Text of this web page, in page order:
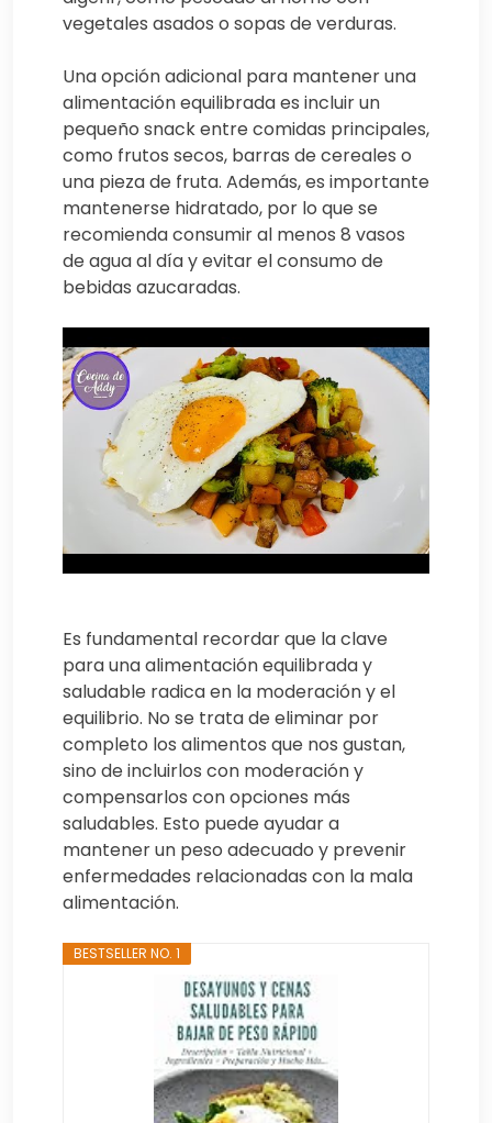
vegetales asados o sopas de verduras.
Una opción adicional para mantener una
alimentación equilibrada es incluir un
pequeño snack entre comidas principales,
como frutos secos, barras de cereales o
una pieza de fruta. Además, es importante
mantenerse hidratado, por lo que se
recomienda consumir al menos 8 vasos
de agua al día y evitar el consumo de
bebidas azucaradas.
Es fundamental recordar que la clave
para una alimentación equilibrada y
saludable radica en la moderación y el
equilibrio. No se trata de eliminar por
completo los alimentos que nos gustan,
sino de incluirlos con moderación y
compensarlos con opciones más
saludables. Esto puede ayudar a
mantener un peso adecuado y prevenir
enfermedades relacionadas con la mala
alimentación.
BESTSELLER NO. 1